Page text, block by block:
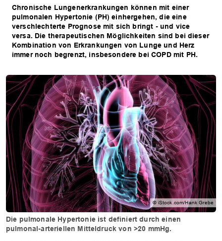
Chronische Lungenerkrankungen können mit einer
pulmonalen Hypertonie (PH) einhergehen, die eine
verschlechterte Prognose mit sich bringt - und vice
versa. Die therapeutischen Möglichkeiten sind bei dieser
Kombination von Erkrankungen von Lunge und Herz
immer noch begrenzt, insbesondere bei COPD mit PH.
© iStock.com/Hank Grebe
Die pulmonale Hypertonie ist definiert durch einen
pulmonal-arteriellen Mitteldruck von >20 mmHg.